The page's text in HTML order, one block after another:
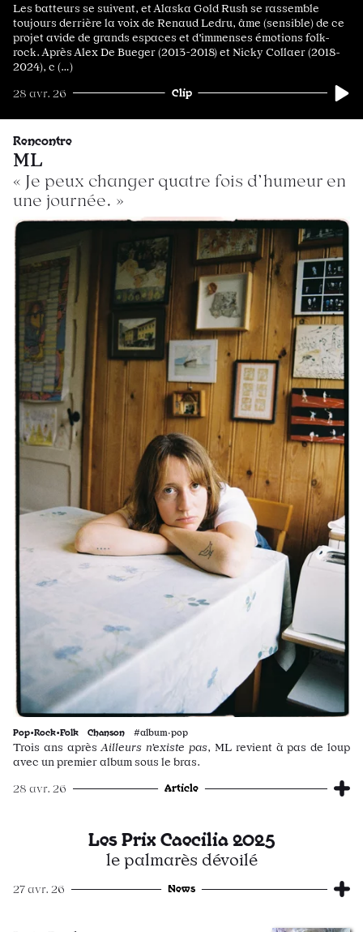
Les batteurs se suivent, et Alaska Gold Rush se rassemble
toujours derrière la voix de Renaud Ledru, âme (sensible) de ce
projet avide de grands espaces et d'immenses émotions folk-
rock. Après Alex De Bueger (2013-2018) et Nicky Collaer (2018-
2024), c (…)
28 avr. 26 Clip
Rencontre
ML
« Je peux changer quatre fois d’humeur en
une journée. »
Pop•Rock•Folk Chanson #album·pop
Trois ans aprèsAilleurs n’existe pas, ML revient à pas de loup
avec un premier album sous le bras.
28 avr. 26 Article
Les Prix Caecilia 2025
le palmarès dévoilé
27 avr. 26 News